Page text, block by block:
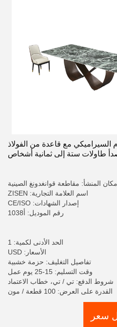
مع قاعدة من الفولاذ
طاولات ستة إلى ثمانية أشخاص
مكان المنشأ: مقاطعة قوانغدونغ الصينية
اسم العلامة التجارية: ZISEN
إصدار الشهادات: CE/ISO
رقم الموديل: أ1038
الحد الأدنى لكمية: 1
الأسعار: USD
تفاصيل التغليف: حزمة خشبية
وقت التسليم: 15-25 يوم عمل
شروط الدفع: تي / تي، خطاب الاعتماد
القدرة على العرض: 100 قطعة / مون
سعر